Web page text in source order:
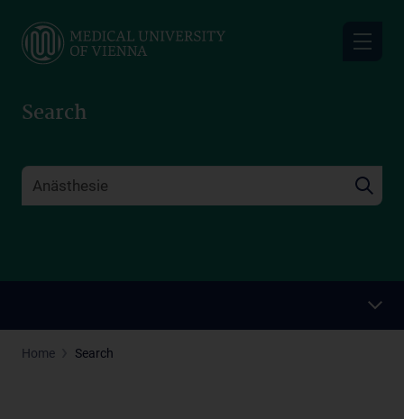
main
Search
Home Search